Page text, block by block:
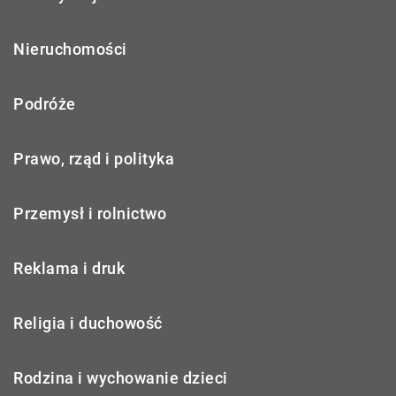
Nieruchomości
Podróże
Prawo, rząd i polityka
Przemysł i rolnictwo
Reklama i druk
Religia i duchowość
Rodzina i wychowanie dzieci